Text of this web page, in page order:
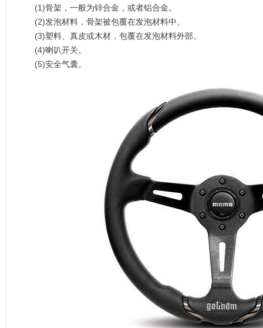
(1)骨架，一般为锌合金，或者铝合金。
(2)发泡材料，骨架被包覆在发泡材料中。
(3)塑料、真皮或木材，包覆在发泡材料外部。
(4)喇叭开关。
(5)安全气囊。